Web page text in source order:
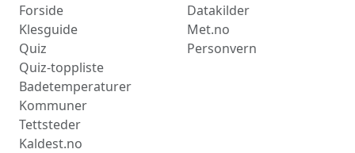
Forside
Klesguide
Quiz
Quiz-toppliste
Badetemperaturer
Kommuner
Tettsteder
Kaldest.no
Datakilder
Met.no
Personvern